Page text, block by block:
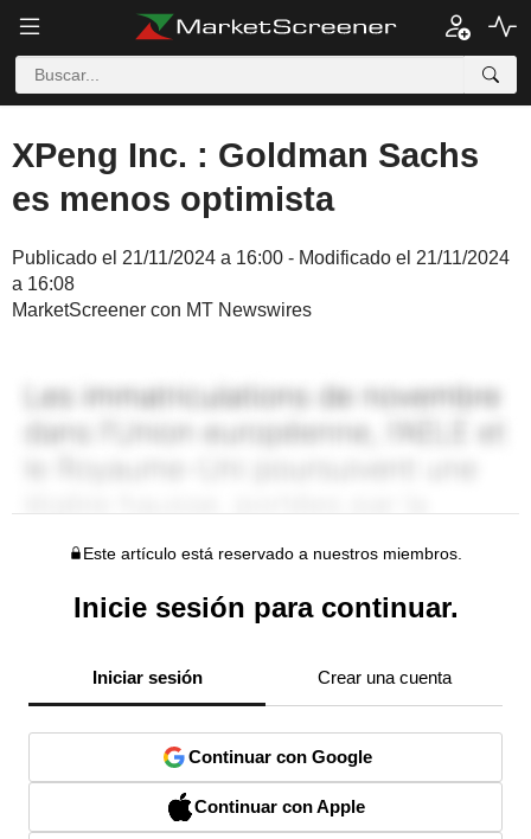
XPeng Inc. : Goldman Sachs
es menos optimista
Publicado el 21/11/2024 a 16:00 - Modificado el 21/11/2024
a 16:08
MarketScreener con MT Newswires
Este artículo está reservado a nuestros miembros.
Inicie sesión para continuar.
Iniciar sesión Crear una cuenta
Continuar con Google
Continuar con Apple